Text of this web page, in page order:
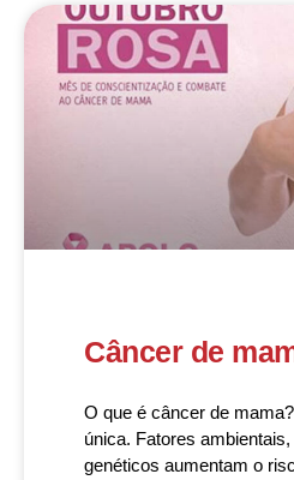
Câncer de
O que é câncer de
única. Fatores
genéticos aumentam o